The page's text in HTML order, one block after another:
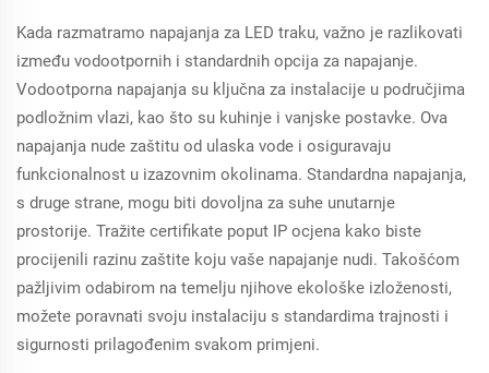
Kada razmatramo napajanja za LED traku, važno je razlikovati
između vodootpornih i standardnih opcija za napajanje.
Vodootporna napajanja su ključna za instalacije u područjima
podložnim vlazi, kao što su kuhinje i vanjske postavke. Ova
napajanja nude zaštitu od ulaska vode i osiguravaju
funkcionalnost u izazovnim okolinama. Standardna napajanja,
s druge strane, mogu biti dovoljna za suhe unutarnje
prostorije. Tražite certifikate poput IP ocjena kako biste
procijenili razinu zaštite koju vaše napajanje nudi. Takošćom
pažljivim odabirom na temelju njihove ekološke izloženosti,
možete poravnati svoju instalaciju s standardima trajnosti i
sigurnosti prilagođenim svakom primjeni.